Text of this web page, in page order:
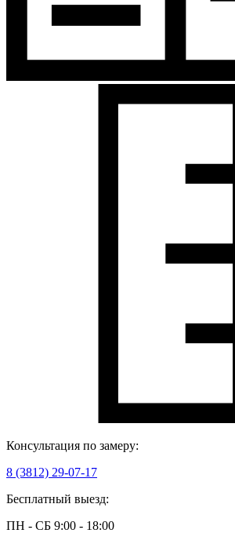
Консультация по замеру:
8 (3812) 29-07-17
Бесплатный выезд:
ПН - СБ 9:00 - 18:00